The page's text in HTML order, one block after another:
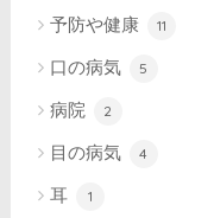
予防や健康 11
口の病気 5
病院 2
目の病気 4
耳 1